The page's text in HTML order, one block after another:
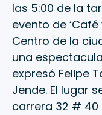
las 5:00 de la
evento de
Centro de la
una
expresó Felipe
Jende. El lugar
carrera 32 # 40